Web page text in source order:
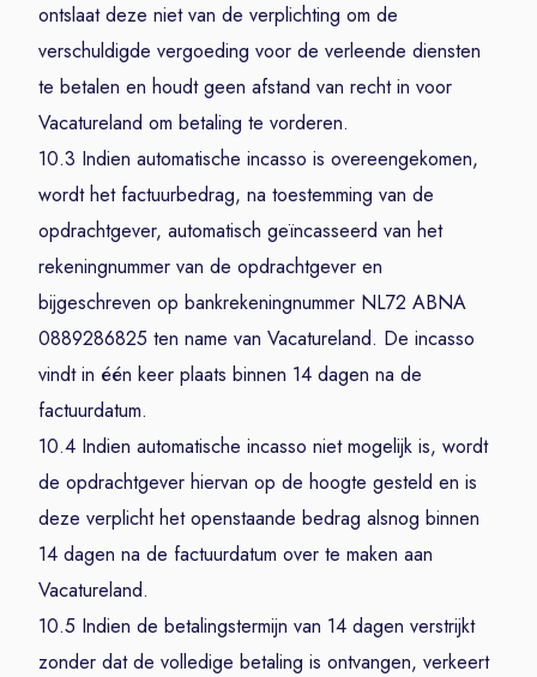
ontslaat deze niet van de verplichting om de
verschuldigde vergoeding voor de verleende diensten
te betalen en houdt geen afstand van recht in voor
Vacatureland om betaling te vorderen.
10.3 Indien automatische incasso is overeengekomen,
wordt het factuurbedrag, na toestemming van de
opdrachtgever, automatisch geïncasseerd van het
rekeningnummer van de opdrachtgever en
bijgeschreven op bankrekeningnummer NL72 ABNA
0889286825 ten name van Vacatureland. De incasso
vindt in één keer plaats binnen 14 dagen na de
factuurdatum.
10.4 Indien automatische incasso niet mogelijk is, wordt
de opdrachtgever hiervan op de hoogte gesteld en is
deze verplicht het openstaande bedrag alsnog binnen
14 dagen na de factuurdatum over te maken aan
Vacatureland.
10.5 Indien de betalingstermijn van 14 dagen verstrijkt
zonder dat de volledige betaling is ontvangen, verkeert